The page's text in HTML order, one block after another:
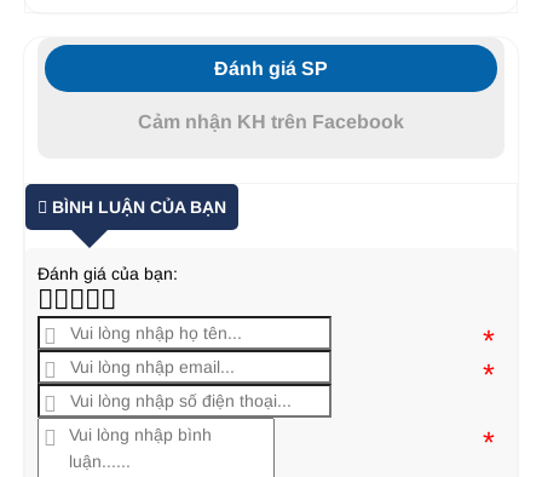
Đánh giá SP
Cảm nhận KH trên Facebook
BÌNH LUẬN CỦA BẠN
Đánh giá của bạn:
*
*
*